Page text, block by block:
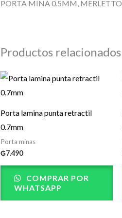
PORTA MINA 0.5MM, MERLETTO
Productos relacionados
Porta lamina punta retractil
0.7mm
Porta minas
₲7.490
COMPRAR POR
WHATSAPP